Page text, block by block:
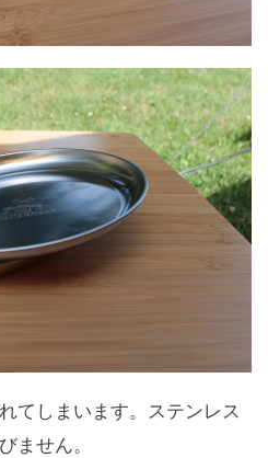
てしまいます。ステンレス
ません。